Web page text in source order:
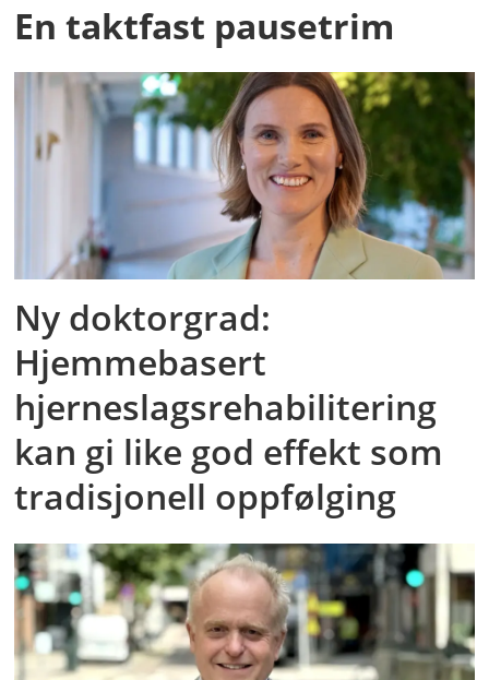
En taktfast pausetrim
Ny doktorgrad:
Hjemmebasert
hjerneslagsrehabilitering
kan gi like god effekt som
tradisjonell oppfølging